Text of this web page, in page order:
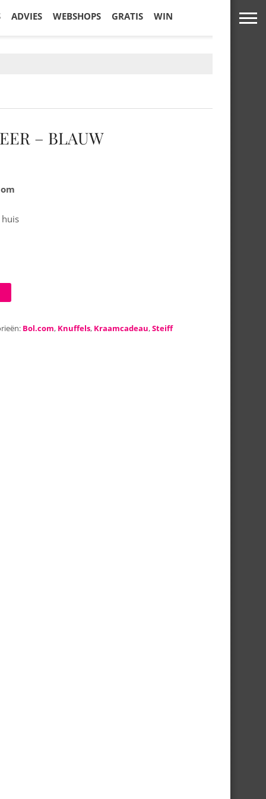
ADVIES WEBSHOPS GRATIS WIN
– BLAUW
huis
Bol.com, Knuffels, Kraamcadeau,Steiff